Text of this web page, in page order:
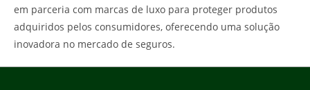
em parceria com marcas de luxo para proteger produtos
adquiridos pelos consumidores, oferecendo uma solução
inovadora no mercado de seguros.